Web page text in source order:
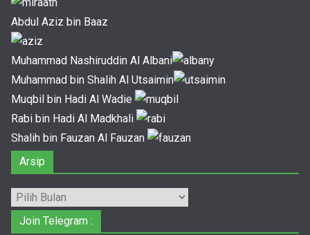
Abdul Aziz bin Baaz
Muhammad Nashiruddin Al Albani
Muhammad bin Shalih Al Utsaimin
Muqbil bin Hadi Al Wadie
Rabi bin Hadi Al Madkhali
Shalih bin Fauzan Al Fauzan
Arsip
Arsip
Join Telegram :